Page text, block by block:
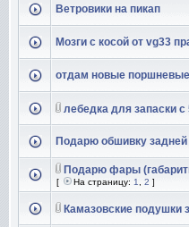
Ветровики на пикап
Мозги с косой от vg33
отдам новые
лебедка для запаски
Подарю обшивку задней
Подарю фары
[ На страницу: 1 2 ]
Камазовские подушки